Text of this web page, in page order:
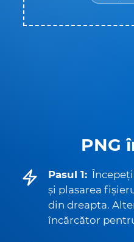
PNG
Pasul 1:
și plasarea
din dreapta.
încărcător